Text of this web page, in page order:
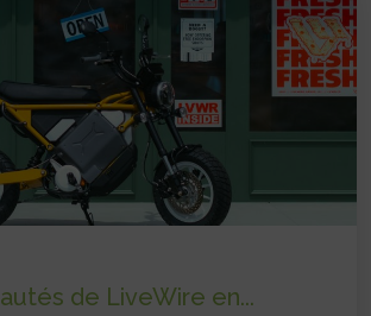
de LiveWire en...